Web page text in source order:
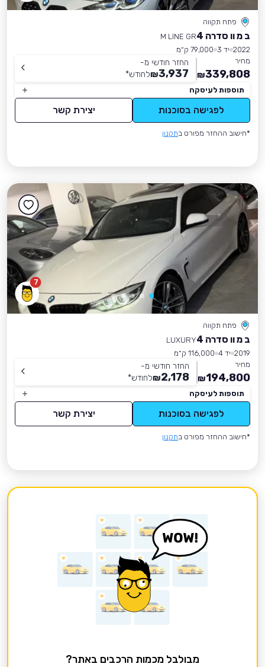
פתח תקווה
ב מ וו סדרה 4
M LINE GR
2022 יד 3
79,000 ק״מ
מחיר
339,808
₪
החזר חודשי מ-
3,937
₪לחודש*
תוספות לעיסקה
לפגישה בסוכנות יצירת קשר
*חישוב ההחזר מפורט בתקנון
7
פתח תקווה
ב מ וו סדרה 4
LUXURY
2019 יד 4
116,000 ק״מ
מחיר
194,800
₪
החזר חודשי מ-
2,178
₪לחודש*
תוספות לעיסקה
לפגישה בסוכנות יצירת קשר
*חישוב ההחזר מפורט בתקנון
מבולבל מכמות הרכבים באתר?